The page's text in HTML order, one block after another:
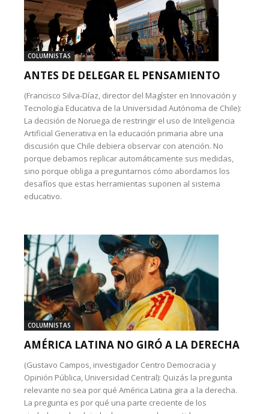
COLUMNISTAS
ANTES DE DELEGAR EL PENSAMIENTO
(Francisco Silva-Díaz, director del Magíster en Innovación y
Tecnología Educativa de la Universidad Autónoma de Chile):
La decisión de Noruega de restringir el uso de Inteligencia
Artificial Generativa en la educación primaria abre una
discusión que Chile debiera observar con atención. No
porque debamos replicar automáticamente sus medidas,
sino porque obliga a preguntarnos cómo abordamos los
desafíos que estas herramientas suponen al sistema
educativo.
COLUMNISTAS
AMÉRICA LATINA NO GIRÓ A LA DERECHA
(Gustavo Campos, investigador Centro Democracia y
Opinión Pública, Universidad Central): Quizás la pregunta
relevante no sea por qué América Latina gira a la derecha.
La pregunta es por qué una parte creciente de los